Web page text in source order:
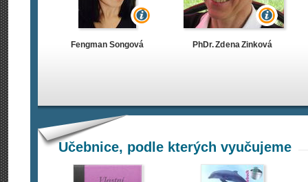
Fengman Songová PhDr. Zdena Zinková
Učebnice, podle kterých vyučujeme